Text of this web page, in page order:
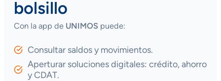
bolsillo
Con la app de UNIMOS puede:
Consultar saldos y movimientos.
Aperturar soluciones digitales: crédito, ahorro
y CDAT.